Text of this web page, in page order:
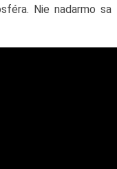
Nie nadarmo sa